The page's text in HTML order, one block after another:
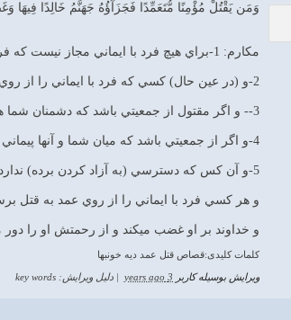
وَمَن يَقْتُلْ مُؤْمِنًا مُّتَعَمِّدًا فَجَزَآؤُهُ جَهَنَّمُ خَالِدًا فِيهَا
مکارم: 1-براي هيچ فرد با ايماني مجاز نيست كه فرد با ايماني را به
2-و (در عين حال) كسي كه فرد با ايماني را از روي خطا به قتل برساند بايد يك برده آزاد كند و خونبهائي به كسان او بپردازد مگر اينكه آنها
3-- و اگر مقتول از جمعيتي باشد كه دشمنان شما هستند (و كافرند) ولي مقتول با ايمان بوده بايد (تنها) يك برده آزاد كند (و پرداختن خونبها لازم نيست)
4-و اگر از جمعيتي باشد كه ميان شما و آنها پيماني برقرار است بايد خونبهاي او را به كسان او بپردازد و يك برده (نيز) آزاد كند،
5-و آن كس كه دسترسي (به آزاد كردن برده) ندارد دو ماه پي در پي روزه مي‏گيرد - اين (يكنوع تخفيف و) توبه الهي است و خداوند دانا و حكيم است.92
و هر كسي فرد با ايماني را از روي عمد به قتل
و خداوند بر او غضب مي‏كند و از رحمتش او را
کلمات کلیدی:قصاص قتل عمد دیه خونبها
ویرایش بوسیله کاربر 3 years ago دلیل ویرایش: key words